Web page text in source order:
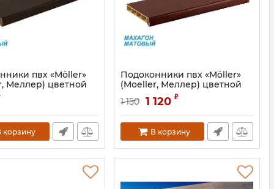
пвх «Möller»
Меллер) цветной
венге
корзину
Подоконники пвх «Möller»
(Moeller, Меллер) цветной
матовый махагон
Артикул: MOL0230.51/6S
1 150 1 120 ₽
В корзину